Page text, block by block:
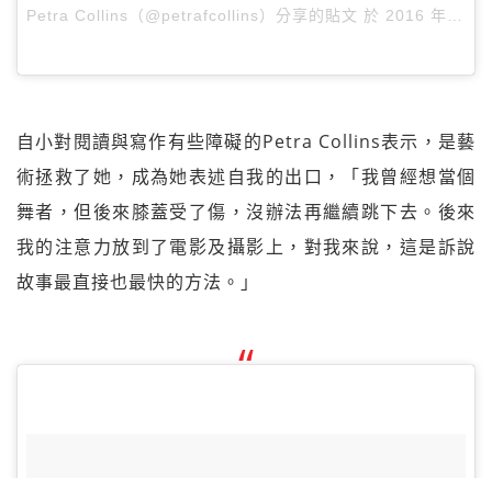
Petra Collins（@petrafcollins）分享的貼文 於 2016 年 2月 月 24 12:11下午 PST
自小對閱讀與寫作有些障礙的Petra Collins表示，是藝
術拯救了她，成為她表述自我的出口，「我曾經想當個
舞者，但後來膝蓋受了傷，沒辦法再繼續跳下去。後來
我的注意力放到了電影及攝影上，對我來說，這是訴說
故事最直接也最快的方法。」